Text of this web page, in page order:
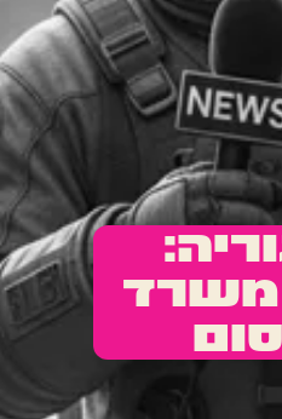
משרד